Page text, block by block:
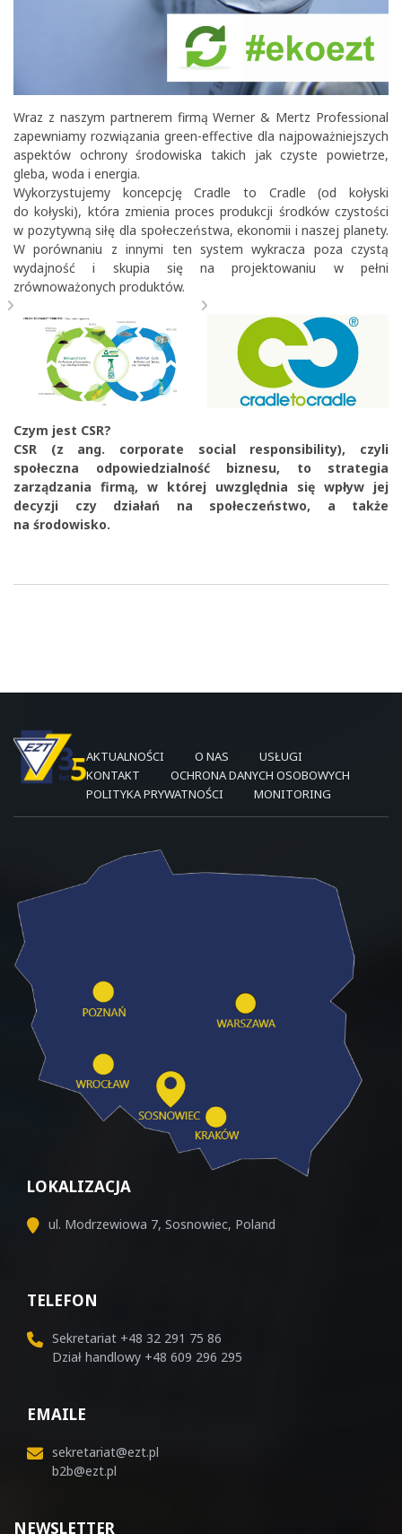
Wraz z naszym partnerem firmąWerner & Mertz Professional
zapewniamy rozwiązania green-effective dla najpoważniejszych
aspektów ochrony środowiska takich jak czyste powietrze,
gleba, woda i energia.
Wykorzystujemy koncepcję Cradle to Cradle (od kołyski
do kołyski), która zmienia proces produkcji środków czystości
w pozytywną siłę dla społeczeństwa, ekonomii i naszej planety.
W porównaniu z innymi ten system wykracza poza czystą
wydajność i skupia się na projektowaniu w pełni
zrównoważonych produktów.
Czym jest CSR?
CSR (z ang. corporate social responsibility), czyli
społeczna odpowiedzialność biznesu, to strategia
zarządzania firmą, w której uwzględnia się wpływ jej
decyzji czy działań na społeczeństwo, a także
na środowisko.
AKTUALNOŚCI O NAS
USŁUGI
KONTAKT
OCHRONA DANYCH OSOBOWYCH
POLITYKA PRYWATNOŚCI
MONITORING
LOKALIZACJA
ul. Modrzewiowa 7, Sosnowiec, Poland
TELEFON
Sekretariat +48 32 291 75 86
Dział handlowy +48 609 296 295
EMAILE
sekretariat@ezt.pl
b2b@ezt.pl
NEWSLETTER